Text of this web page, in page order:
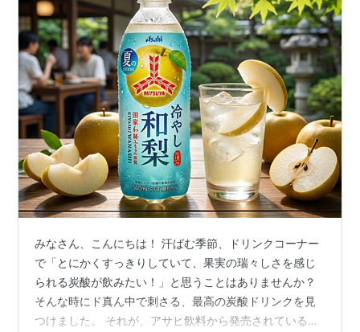
みなさん、こんにちは！ 汗ばむ季節、ドリンクコーナー
で「とにかくすっきりしていて、果実の瑞々しさを感じ
られる炭酸が飲みたい！」と思うことはありませんか？
そんな時にド真ん中で刺さる、最高の炭酸ドリンクを見
つけました。 それが、アサヒ飲料から発売されている